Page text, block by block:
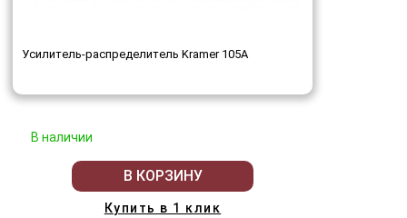
Усилитель-распределитель Kramer 105A
В наличии
В КОРЗИНУ
Купить в 1 клик